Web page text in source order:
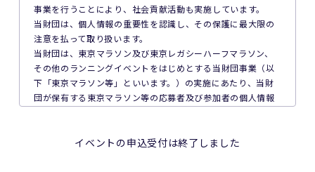
7. 主催者は本イベントの参加者の疾病や紛失、その他の事故
に際し、主催者に故意又は重過失がある場合を除き、主催者
が加入する保険の給付額以上の損害を賠償する責任を負いま
せん。なお、本イベントの参加者は、自己の健康状態や体調
に注意を払うものとします。
8. 本イベント中の映像・写真・記事・記録・参加者の氏名、
び利用の権利は主催者に属します。
事業を行うことにより、社会貢献活動も実施しています。
当財団は、個人情報の重要性を認識し、その保護に最大限の
注意を払って取り扱います。
当財団は、東京マラソン及び東京レガシーハーフマラソン、
その他のランニングイベントをはじめとする当財団事業（以
下「東京マラソン等」といいます。）の実施にあたり、当財
団が保有する東京マラソン等の応募者及び参加者の個人情報
1. 法令、国が定める指針その他の規範の遵守について
イベントの申込受付は終了しました